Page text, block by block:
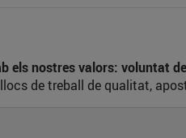
els nostres valors: voluntat
de treball de qualitat,